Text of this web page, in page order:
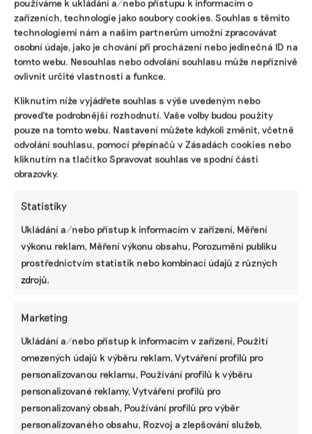
používáme k ukládání a/nebo přístupu k informacím o
zařízeních, technologie jako soubory cookies. Souhlas s těmito
technologiemi nám a našim partnerům umožní zpracovávat
osobní údaje, jako je chování při procházení nebo jedinečná ID na
tomto webu. Nesouhlas nebo odvolání souhlasu může nepříznivě
ovlivnit určité vlastnosti a funkce.
Kliknutím níže vyjádřete souhlas s výše uvedeným nebo
proveďte podrobnější rozhodnutí. Vaše volby budou použity
pouze na tomto webu. Nastavení můžete kdykoli změnit, včetně
odvolání souhlasu, pomocí přepínačů v Zásadách cookies nebo
kliknutím na tlačítko Spravovat souhlas ve spodní části
obrazovky.
Statistiky
Ukládání a/nebo přístup k informacím v zařízení, Měření
výkonu reklam, Měření výkonu obsahu, Porozumění publiku
prostřednictvím statistik nebo kombinací údajů z různých
zdrojů.
Marketing
Ukládání a/nebo přístup k informacím v zařízení, Použití
omezených údajů k výběru reklam, Vytváření profilů pro
personalizovanou reklamu, Používání profilů k výběru
personalizované reklamy, Vytváření profilů pro
personalizovaný obsah, Používání profilů pro výběr
personalizovaného obsahu, Rozvoj a zlepšování služeb,
REDAKCE
redakce Ekonews ve spolupráci s obchodními partnery.
Jejich cílem je informovat o zajímavých produktech a
tématech a propojit partnery se čtenáři.
Reklama
Pomozte udržet důležité
informace dostupné všem.
Díky vaší podpoře se můžeme pustit do témat,